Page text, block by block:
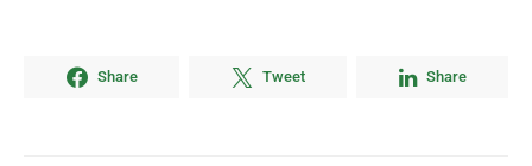
Share Tweet Share